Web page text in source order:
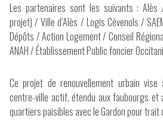
Les partenaires sont les suivants : Alès
projet) / Ville d’Alès / Logis Cévenols /
Dépôts / Action Logement / Conseil
ANAH / Établissement Public foncier
Ce projet de renouvellement urbain vise
centre-ville actif, étendu aux faubourgs et
quartiers paisibles avec le Gardon pour trait